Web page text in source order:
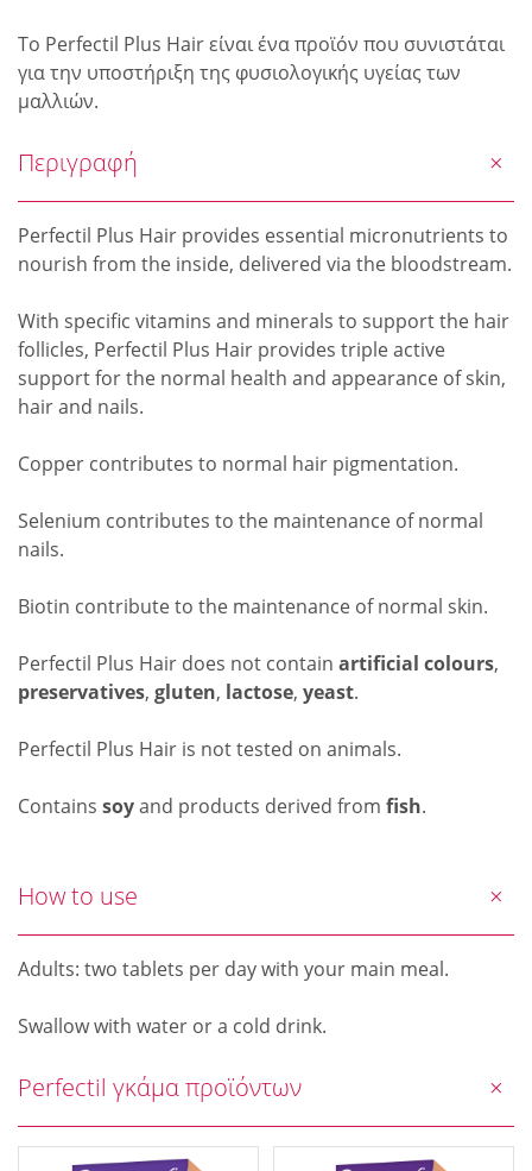
Το Perfectil Plus Hair είναι ένα προϊόν που συνιστάται
για την υποστήριξη της φυσιολογικής υγείας των
μαλλιών.
Περιγραφή
Perfectil Plus Hair provides essential micronutrients to
nourish from the inside, delivered via the bloodstream.
With specific vitamins and minerals to support the hair
follicles, Perfectil Plus Hair provides triple active
support for the normal health and appearance of skin,
hair and nails.
Copper contributes to normal hair pigmentation.
Selenium contributes to the maintenance of normal
nails.
Biotin contribute to the maintenance of normal skin.
Perfectil Plus Hair does not contain artificial colours,
preservatives, gluten, lactose, yeast.
Perfectil Plus Hair is not tested on animals.
Contains soyand products derived from fish.
How to use
Adults: two tablets per day with your main meal.
Swallow with water or a cold drink.
Perfectil γκάμα προϊόντων